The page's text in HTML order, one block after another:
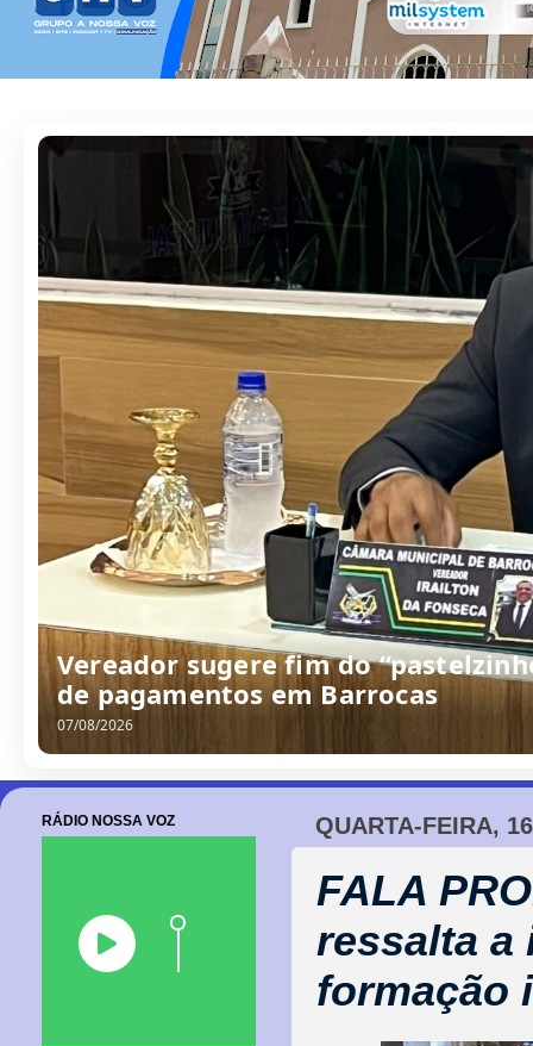
Vereador sugere fim do
de pagamentos em Barrocas
07/08/2026
QUARTA-FEIRA,
FALA
ressalta a
formação
RÁDIO NOSSA VOZ